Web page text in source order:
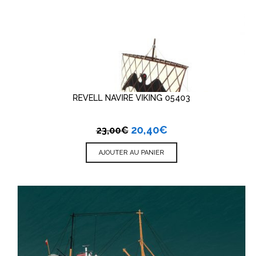
REVELL NAVIRE VIKING 05403
23,00€ 20,40€
AJOUTER AU PANIER